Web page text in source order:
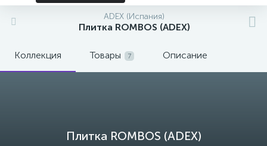
ADEX (Испания)
Плитка ROMBOS (ADEX)
Коллекция Товары 7 Описание
Плитка ROMBOS (ADEX)